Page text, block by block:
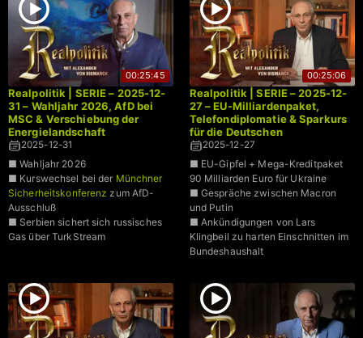
00:25:45
Realpolitik | SERIE – 2025-12-
31 – Wahljahr 2026, AfD bei
MSC & Verschiebung der
Energielandschaft
2025-12-31
■ Wahljahr 2026
■ Kurswechsel bei der Münchner
Sicherheitskonferenz zum AfD-
Ausschluß
■ Serbien sichert sich russisches
Gas über TurkStream
00:25:06
Realpolitik | SERIE – 2025-12-
27 – EU-Milliardenpaket,
Telefondiplomatie & Sparkurs
für die Deutschen
2025-12-27
■ EU-Gipfel + Mega-Kreditpaket
90 Milliarden Euro für Ukraine
■ Gespräche zwischen Macron
und Putin
■ Ankündigungen von Lars
Klingbeil zu harten Einschnitten im
Bundeshaushalt